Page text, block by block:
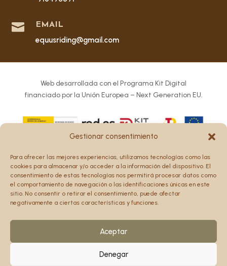
Gestionar consentimiento
Para ofrecer las mejores experiencias, utilizamos tecnologías como las
cookies para almacenar y/o acceder a la información del dispositivo. El
consentimiento de estas tecnologías nos permitirá procesar datos como
el comportamiento de navegación o las identificaciones únicas en este
sitio. No consentir o retirar el consentimiento, puede afectar
negativamente a ciertas características y funciones.
Aceptar
Denegar
 EMAIL
equusriding@gmail.com
Web desarrollada con el Programa Kit Digital
financiado por la Unión Europea – Next Generation EU.
son únicamente los del autor o autores y no reflejan
necesariamente los de la Unión Europea o la Comisión
Europea.
Ni la Unión Europea ni la Comisión Europea pueden ser